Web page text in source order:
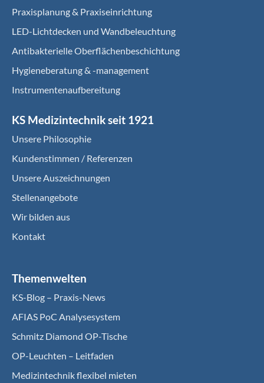
Praxisplanung & Praxiseinrichtung
LED-Lichtdecken und Wandbeleuchtung
Antibakterielle Oberflächenbeschichtung
Hygieneberatung & -management
Instrumentenaufbereitung
KS Medizintechnik seit 1921
Unsere Philosophie
Kundenstimmen / Referenzen
Unsere Auszeichnungen
Stellenangebote
Wir bilden aus
Kontakt
Themenwelten
KS-Blog – Praxis-News
AFIAS PoC Analysesystem
Schmitz Diamond OP-Tische
OP-Leuchten – Leitfaden
Medizintechnik flexibel mieten